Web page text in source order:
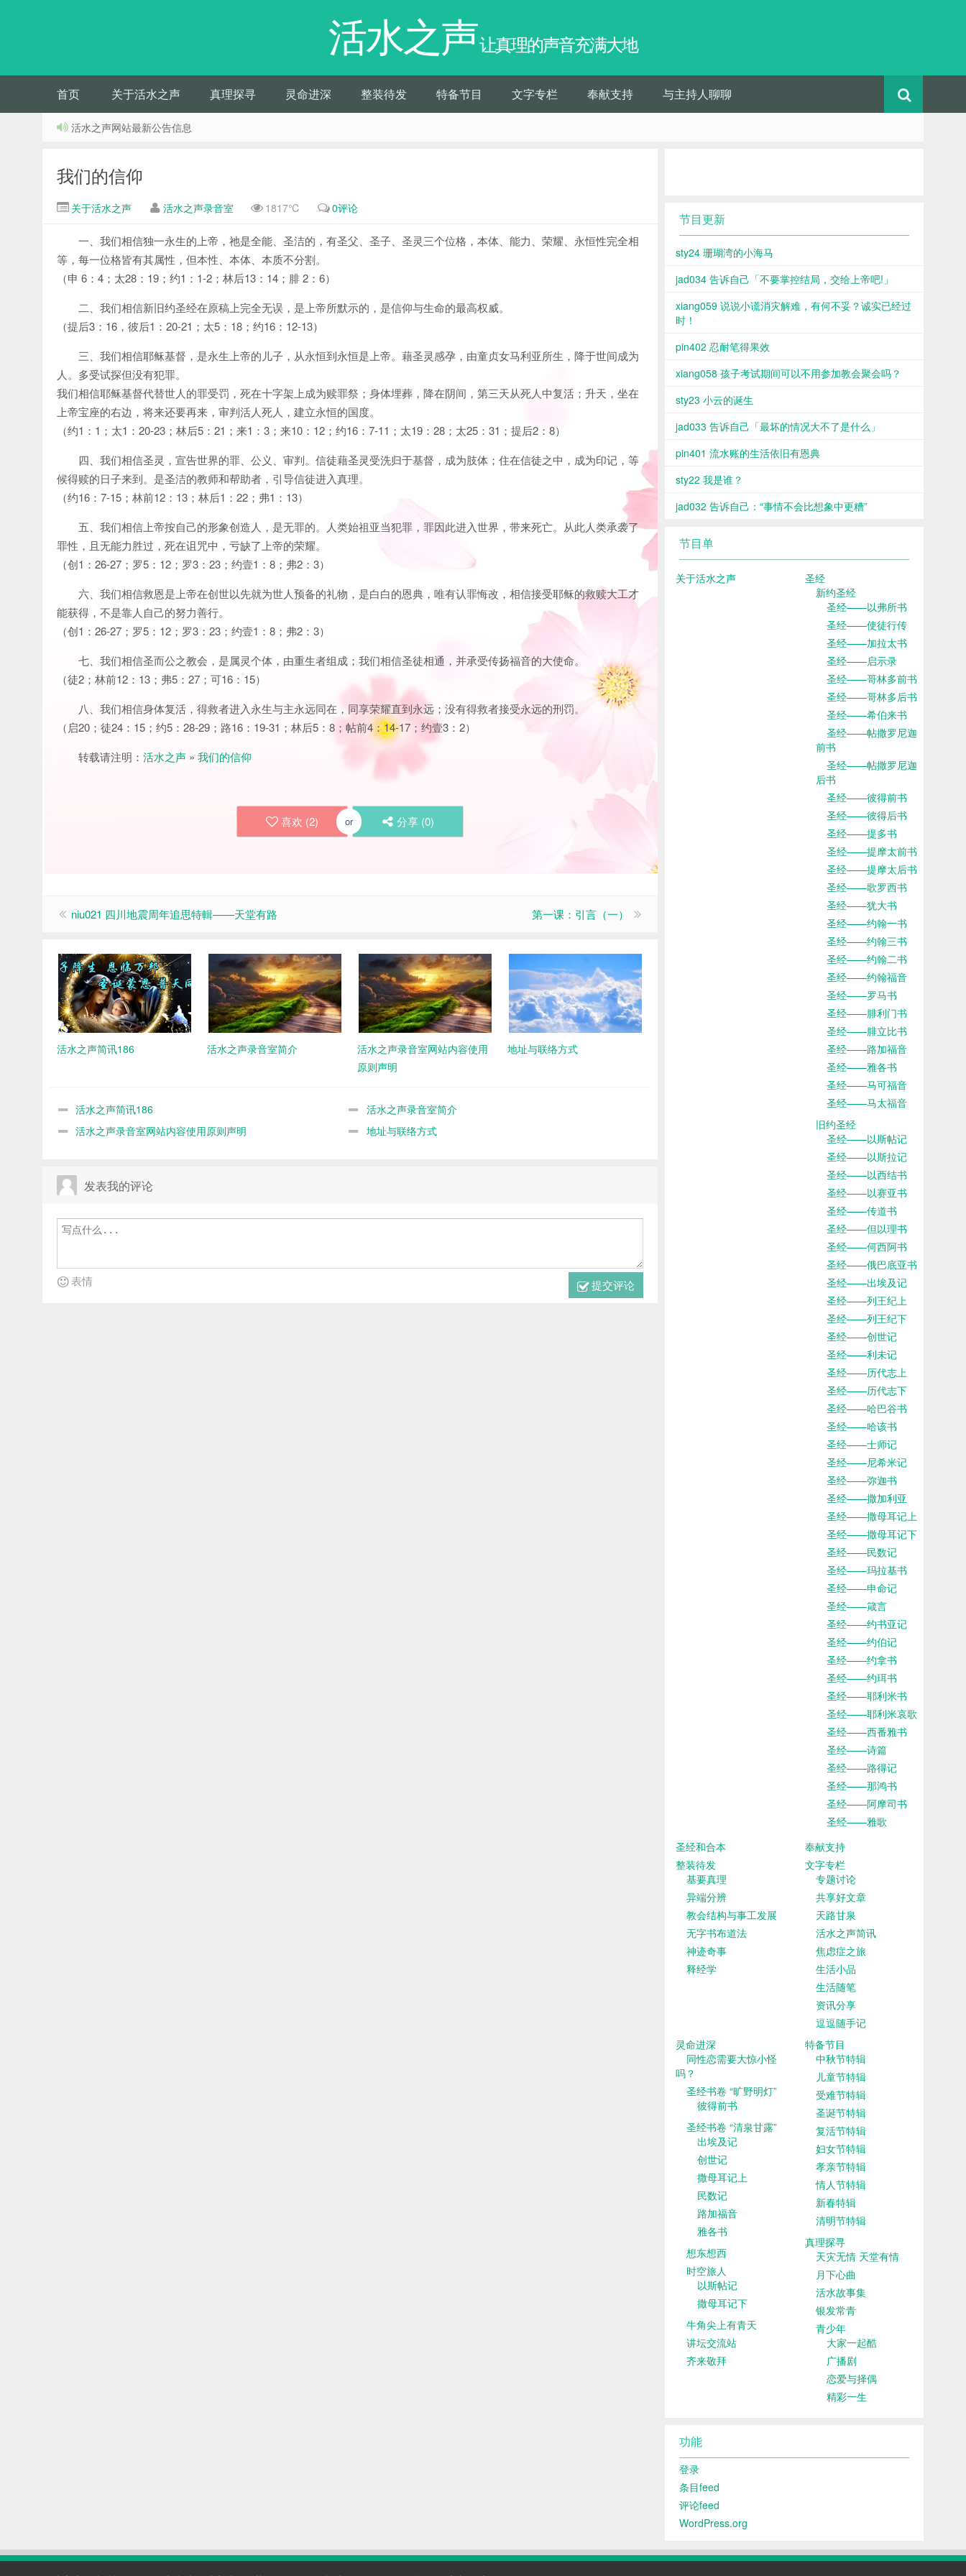
活水之声让真理的声音充满大地
首页 关于活水之声 真理探寻 灵命进深 整装待发 特备节目 文字专栏 奉献支持 与主持人聊聊
活水之声网站最新公告信息
我们的信仰
关于活水之声 活水之声录音室 1817℃ 0评论
一、我们相信独一永生的上帝，祂是全能、圣洁的，有圣父、圣子、圣灵三个位格，本体、能力、荣耀、永恒性完全相
等，每一位格皆有其属性，但本性、本体、本质不分割。
（申 6：4；太28：19；约1：1-2；林后13：14；腓 2：6）
二、我们相信新旧约圣经在原稿上完全无误，是上帝所默示的，是信仰与生命的最高权威。
（提后3：16，彼后1：20-21；太5：18；约16：12-13）
三、我们相信耶稣基督，是永生上帝的儿子，从永恒到永恒是上帝。藉圣灵感孕，由童贞女马利亚所生，降于世间成为
人。多受试探但没有犯罪。
我们相信耶稣基督代替世人的罪受罚，死在十字架上成为赎罪祭；身体埋葬，降在阴间，第三天从死人中复活；升天，坐在
上帝宝座的右边，将来还要再来，审判活人死人，建立永恒的国度。
（约1：1；太1：20-23；林后5：21；来1：3；来10：12；约16：7-11；太19：28；太25：31；提后2：8）
四、我们相信圣灵，宣告世界的罪、公义、审判。信徒藉圣灵受洗归于基督，成为肢体；住在信徒之中，成为印记，等
候得赎的日子来到。是圣洁的教师和帮助者，引导信徒进入真理。
（约16：7-15；林前12：13；林后1：22；弗1：13）
五、我们相信上帝按自己的形象创造人，是无罪的。人类始祖亚当犯罪，罪因此进入世界，带来死亡。从此人类承袭了
罪性，且无能力胜过，死在诅咒中，亏缺了上帝的荣耀。
（创1：26-27；罗5：12；罗3：23；约壹1：8；弗2：3）
六、我们相信救恩是上帝在创世以先就为世人预备的礼物，是白白的恩典，唯有认罪悔改，相信接受耶稣的救赎大工才
能获得，不是靠人自己的努力善行。
（创1：26-27；罗5：12；罗3：23；约壹1：8；弗2：3）
七、我们相信圣而公之教会，是属灵个体，由重生者组成；我们相信圣徒相通，并承受传扬福音的大使命。
（徒2；林前12：13；弗5：27；可16：15）
八、我们相信身体复活，得救者进入永生与主永远同在，同享荣耀直到永远；没有得救者接受永远的刑罚。
（启20；徒24：15；约5：28-29；路16：19-31；林后5：8；帖前4：14-17；约壹3：2）
转载请注明： 活水之声 » 我们的信仰
喜欢 (2) or 分享 (0)
niu021 四川地震周年追思特輯——天堂有路 第一课：引言（一）
活水之声简讯186 活水之声录音室简介
活水之声录音室网站内容使用
原则声明
地址与联络方式
活水之声简讯186
活水之声录音室简介
活水之声录音室网站内容使用原则声明
地址与联络方式
发表我的评论
提交评论
表情
节目更新
sty24 珊瑚湾的小海马
jad034 告诉自己「不要掌控结局，交给上帝吧!」
xiang059 说说小谎消灾解难，有何不妥？诚实已经过
时！
pin402 忍耐笔得果效
xiang058 孩子考试期间可以不用参加教会聚会吗？
sty23 小云的诞生
jad033 告诉自己「最坏的情况大不了是什么」
pin401 流水账的生活依旧有恩典
sty22 我是谁？
jad032 告诉自己：“事情不会比想象中更糟”
节目单
关于活水之声
圣经
新约圣经
圣经——以弗所书
圣经——使徒行传
圣经——加拉太书
圣经——启示录
圣经——哥林多前书
圣经——哥林多后书
圣经——希伯来书
圣经——帖撒罗尼迦
前书
圣经——帖撒罗尼迦
后书
圣经——彼得前书
圣经——彼得后书
圣经——提多书
圣经——提摩太前书
圣经——提摩太后书
圣经——歌罗西书
圣经——犹大书
圣经——约翰一书
圣经——约翰三书
圣经——约翰二书
圣经——约翰福音
圣经——罗马书
圣经——腓利门书
圣经——腓立比书
圣经——路加福音
圣经——雅各书
圣经——马可福音
圣经——马太福音
旧约圣经
圣经——以斯帖记
圣经——以斯拉记
圣经——以西结书
圣经——以赛亚书
圣经——传道书
圣经——但以理书
圣经——何西阿书
圣经——俄巴底亚书
圣经——出埃及记
圣经——列王纪上
圣经——列王纪下
圣经——创世记
圣经——利未记
圣经——历代志上
圣经——历代志下
圣经——哈巴谷书
圣经——哈该书
圣经——士师记
圣经——尼希米记
圣经——弥迦书
圣经——撒加利亚
圣经——撒母耳记上
圣经——撒母耳记下
圣经——民数记
圣经——玛拉基书
圣经——申命记
圣经——箴言
圣经——约书亚记
圣经——约伯记
圣经——约拿书
圣经——约珥书
圣经——耶利米书
圣经——耶利米哀歌
圣经——西番雅书
圣经——诗篇
圣经——路得记
圣经——那鸿书
圣经——阿摩司书
圣经——雅歌
圣经和合本
奉献支持
整装待发
基要真理
异端分辨
教会结构与事工发展
无字书布道法
神迹奇事
释经学
文字专栏
专题讨论
共享好文章
天路甘泉
活水之声简讯
焦虑症之旅
生活小品
生活随笔
资讯分享
逗逗随手记
灵命进深
同性恋需要大惊小怪
吗？
圣经书卷 “旷野明灯”
彼得前书
圣经书卷 “清泉甘露”
出埃及记
创世记
撒母耳记上
民数记
路加福音
雅各书
想东想西
时空旅人
以斯帖记
撒母耳记下
牛角尖上有青天
讲坛交流站
齐来敬拜
特备节目
中秋节特辑
儿童节特辑
受难节特辑
圣诞节特辑
复活节特辑
妇女节特辑
孝亲节特辑
情人节特辑
新春特辑
清明节特辑
真理探寻
天灾无情 天堂有情
月下心曲
活水故事集
银发常青
青少年
大家一起酷
广播剧
恋爱与择偶
精彩一生
功能
登录
条目feed
评论feed
WordPress.org